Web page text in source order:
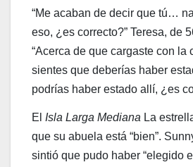
“Me acaban de decir que tú…
eso, ¿es correcto?” Teresa, de
“Acerca de que cargaste con la
sientes que deberías haber
podrías haber estado allí, ¿es
El Isla Larga Mediana La
que su abuela está “bien”.
sintió que pudo haber “elegido